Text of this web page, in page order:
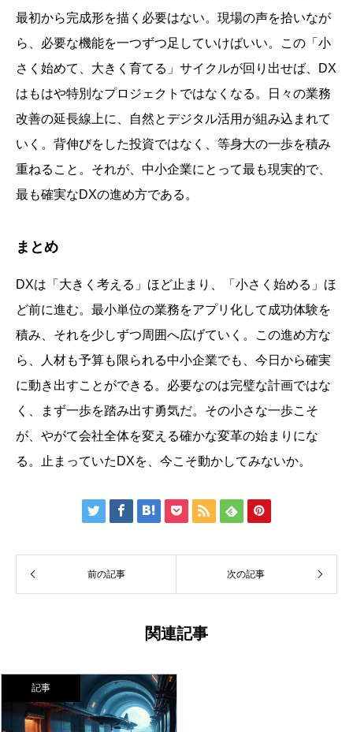
最初から完成形を描く必要はない。現場の声を拾いなが
ら、必要な機能を一つずつ足していけばいい。この「小
さく始めて、大きく育てる」サイクルが回り出せば、DX
はもはや特別なプロジェクトではなくなる。日々の業務
改善の延長線上に、自然とデジタル活用が組み込まれて
いく。背伸びをした投資ではなく、等身大の一歩を積み
重ねること。それが、中小企業にとって最も現実的で、
最も確実なDXの進め方である。
まとめ
DXは「大きく考える」ほど止まり、「小さく始める」ほ
ど前に進む。最小単位の業務をアプリ化して成功体験を
積み、それを少しずつ周囲へ広げていく。この進め方な
ら、人材も予算も限られる中小企業でも、今日から確実
に動き出すことができる。必要なのは完璧な計画ではな
く、まず一歩を踏み出す勇気だ。その小さな一歩こそ
が、やがて会社全体を変える確かな変革の始まりにな
る。止まっていたDXを、今こそ動かしてみないか。
      
前の記事 次の記事
関連記事
記事